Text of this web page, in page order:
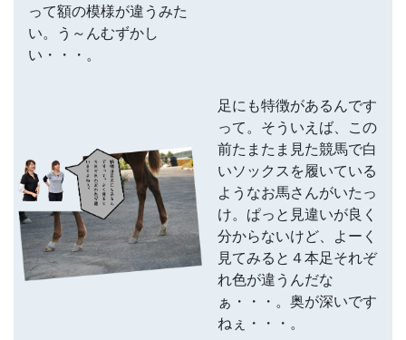
って額の模様が違うみた
い。う～んむずかし
い・・・。
足にも特徴があるんです
って。そういえば、この
前たまたま見た競馬で白
いソックスを履いている
ようなお馬さんがいたっ
け。ぱっと見違いが良く
分からないけど、よーく
見てみると４本足それぞ
れ色が違うんだな
ぁ・・・。奥が深いです
ねぇ・・・。